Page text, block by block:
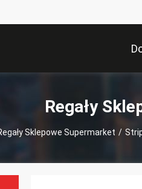
Regały
Sklepowe Supermarket /